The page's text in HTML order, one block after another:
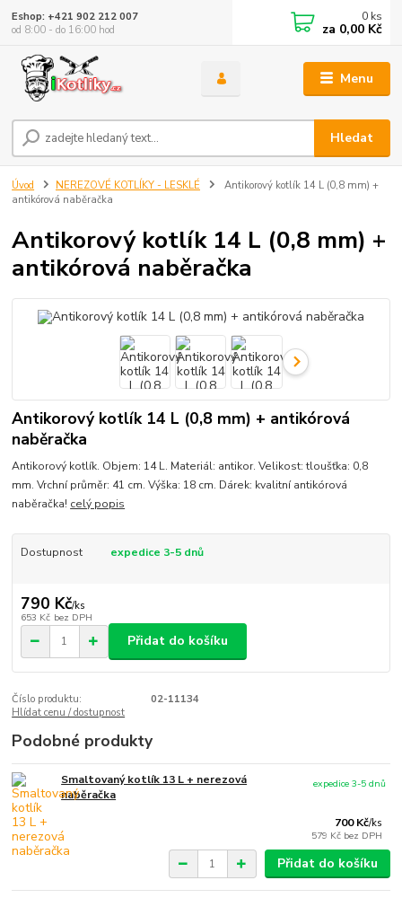
Menu
Hledat
Eshop: +421 902 212 007
od 8:00 - do 16:00 hod
0 ks
za 0,00 Kč
Úvod NEREZOVÉ KOTLÍKY - LESKLÉ
Antikorový kotlík 14 L (0,8 mm) +
antikórová naběračka
Antikorový kotlík 14 L (0,8 mm) +
antikórová naběračka
Antikorový kotlík 14 L (0,8 mm) + antikórová
naběračka
Antikorový kotlík. Objem: 14 L. Materiál: antikor. Velikost: tloušťka: 0,8
mm. Vrchní průměr: 41 cm. Výška: 18 cm. Dárek: kvalitní antikórová
naběračka! celý popis
Dostupnost expedice 3-5 dnů
790 Kč/ks
653 Kč bez DPH
Přidat do košíku
Číslo produktu:
02-11134
Hlídat cenu / dostupnost
Podobné produkty
Smaltovaný kotlík 13 L + nerezová
naběračka
700 Kč/ks
579 Kč bez DPH
expedice 3-5 dnů
Přidat do košíku